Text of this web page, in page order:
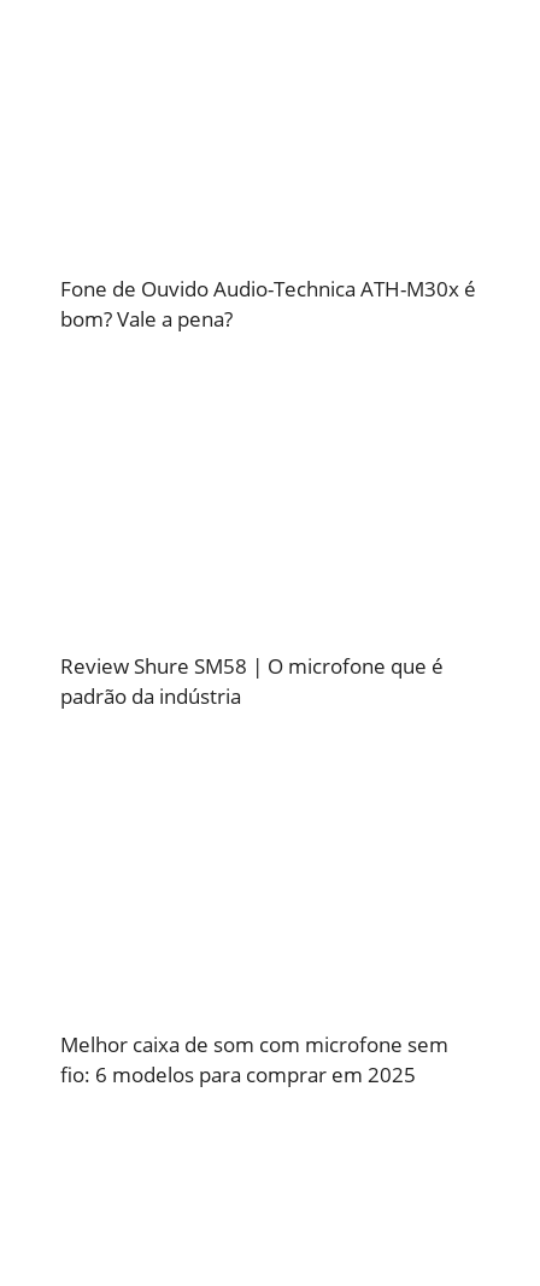
Fone de Ouvido Audio-Technica ATH-M30x é
bom? Vale a pena?
Review Shure SM58 | O microfone que é
padrão da indústria
Melhor caixa de som com microfone sem
fio: 6 modelos para comprar em 2025